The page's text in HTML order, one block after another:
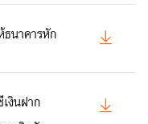
นาคารหัก
งินฝาก